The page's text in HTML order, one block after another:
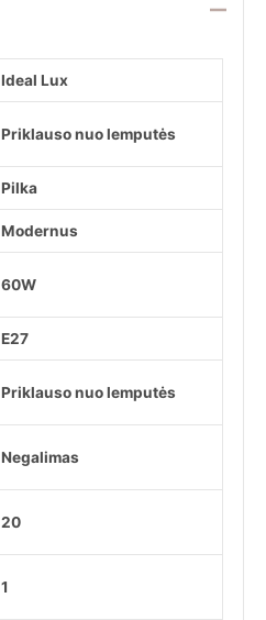
Ideal Lux
Priklauso nuo lemputės
Pilka
Modernus
60W
E27
Priklauso nuo lemputės
Negalimas
20
1